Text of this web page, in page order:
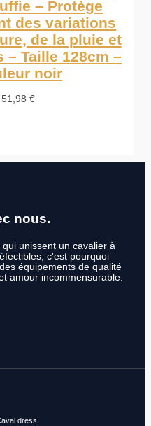
– Protège
des variations
de la pluie et
– Taille 128cm –
noir
51,98 €
nous.
unissent un cavalier à
c'est pourquoi
équipements de qualité
amour incommensurable.
dress